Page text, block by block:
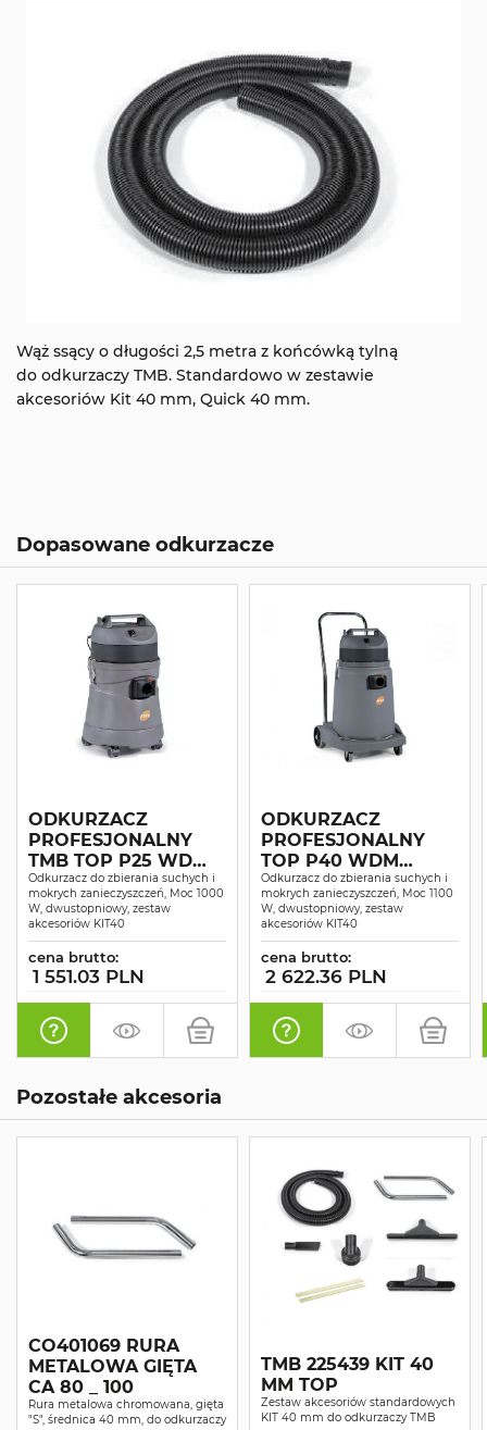
Wąż ssący o długości 2,5 metra z końcówką tylną
do odkurzaczy TMB. Standardowo w zestawie
akcesoriów Kit 40 mm, Quick 40 mm.
Dopasowane odkurzacze
ODKURZACZ
PROFESJONALNY
TMB TOP P25 WD
SUCHO-MOKRO
Odkurzacz do zbierania suchych i
mokrych zanieczyszczeń, Moc 1000
W, dwustopniowy, zestaw
akcesoriów KIT40
cena brutto:
1 551.03 PLN
ODKURZACZ
PROFESJONALNY
TOP P40 WDM
SUCHO-MOKRO
Odkurzacz do zbierania suchych i
mokrych zanieczyszczeń, Moc 1100
W, dwustopniowy, zestaw
akcesoriów KIT40
cena brutto:
2 622.36 PLN
Pozostałe akcesoria
CO401069 RURA
METALOWA GIĘTA
CA 80 _ 100
Rura metalowa chromowana, gięta
"S", średnica 40 mm, do odkurzaczy
TMB 225439 KIT 40
MM TOP
Zestaw akcesoriów standardowych
KIT 40 mm do odkurzaczy TMB